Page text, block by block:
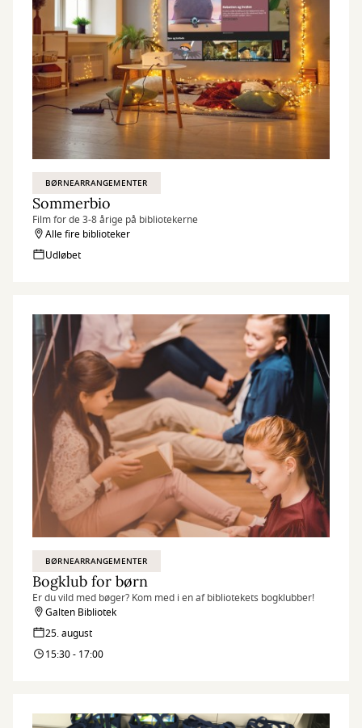
BØRNEARRANGEMENTER
Sommerbio
Film for de 3-8 årige på bibliotekerne
Alle fire biblioteker
Udløbet
BØRNEARRANGEMENTER
Bogklub for børn
Er du vild med bøger? Kom med i en af bibliotekets bogklubber!
Galten Bibliotek
25. august
15:30 - 17:00